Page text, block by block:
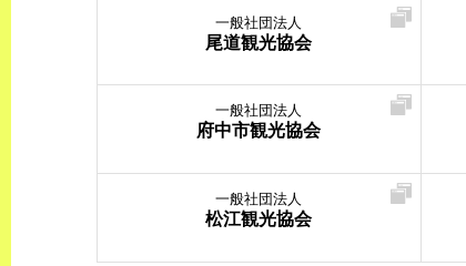
一般社団法人
尾道観光協会
一般社団法人
府中市観光協会
一般社団法人
松江観光協会